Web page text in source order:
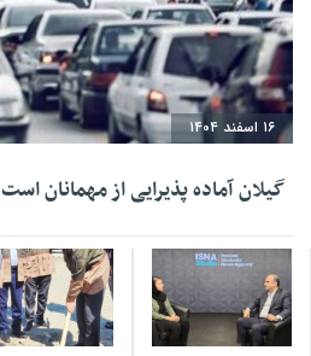
۱۶ اسفند ۱۴۰۴
گیلان آماده پذیرایی‌ از مهمانان است
۰۴ اسفند ۱۴۰۴
۰۱ اسفند ۱۴۰۴